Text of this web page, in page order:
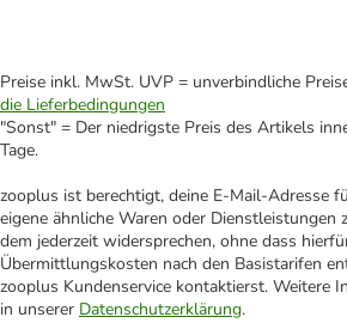
Preise inkl. MwSt. UVP = unverbindliche
die Lieferbedingungen
"Sonst" = Der niedrigste Preis des Artikels
Tage.
zooplus ist berechtigt, deine E-Mail-Adresse
eigene ähnliche Waren oder Dienstleistungen
dem jederzeit widersprechen, ohne dass
Übermittlungskosten nach den Basistarifen
zooplus Kundenservice kontaktierst. Weitere
in unserer Datenschutzerklärung.